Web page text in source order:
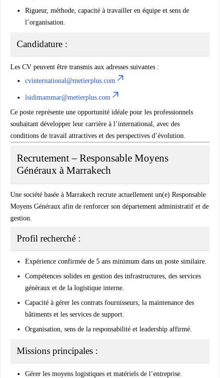
Rigueur, méthode, capacité à travailler en équipe et sens de
l’organisation.
Candidature :
Les CV peuvent être transmis aux adresses suivantes :
cvinternational@metierplus.com
lsidimammar@metierplus.com
Ce poste représente une opportunité idéale pour les professionnels
souhaitant développer leur carrière à l’international, avec des
conditions de travail attractives et des perspectives d’évolution.
Recrutement – Responsable Moyens
Généraux à Marrakech
Une société basée à Marrakech recrute actuellement un(e) Responsable
Moyens Généraux afin de renforcer son département administratif et de
gestion.
Profil recherché :
Expérience confirmée de 5 ans minimum dans un poste similaire.
Compétences solides en gestion des infrastructures, des services
généraux et de la logistique interne.
Capacité à gérer les contrats fournisseurs, la maintenance des
bâtiments et les services de support.
Organisation, sens de la responsabilité et leadership affirmé.
Missions principales :
Gérer les moyens logistiques et matériels de l’entreprise.